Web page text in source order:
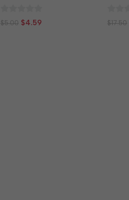
0
$5.00 $4.59
0
$17.50